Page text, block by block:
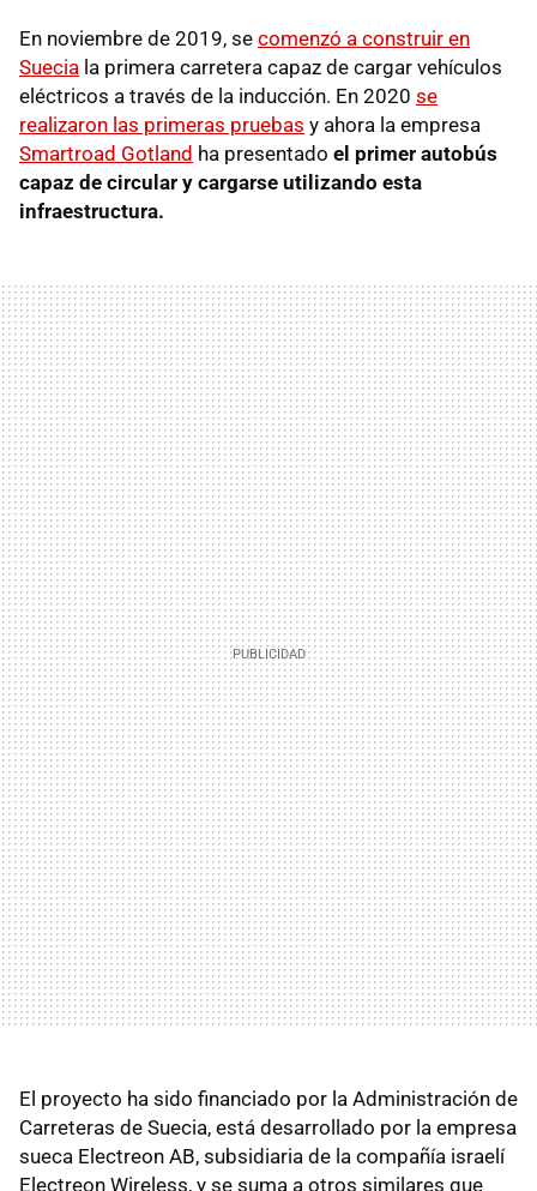
En noviembre de 2019, se comenzó a construir en
Suecia la primera carretera capaz de cargar vehículos
eléctricos a través de la inducción. En 2020 se
realizaron las primeras pruebas y ahora la empresa
Smartroad Gotland ha presentado el primer autobús
capaz de circular y cargarse utilizando esta
infraestructura.
El proyecto ha sido financiado por la Administración de
Carreteras de Suecia, está desarrollado por la empresa
sueca Electreon AB, subsidiaria de la compañía israelí
Electreon Wireless, y se suma a otros similares que